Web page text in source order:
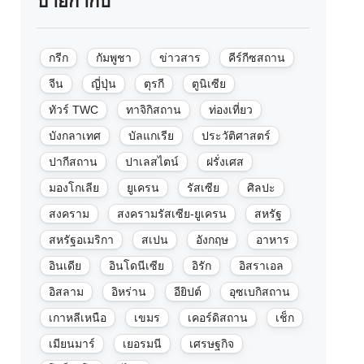
กรีก กัมพูชา ข่าวสาร
คีร์กีซสถาน
จีน
ญี่ปุ่น ตุรกี
ตูนิเซีย
ทัวร์ TWC
ทาจิกิสถาน
ท่องเที่ยว
บังกลาเทศ
บัลแกเรีย
ประวัติศาสตร์
ปากีสถาน
ปาเลสไตน์
ฝรั่งเศส
มองโกเลีย
ยูเครน รัสเซีย
ศิลปะ
สงคราม
สงครามรัสเซีย-ยูเครน
สหรัฐ
สหรัฐอเมริกา
สเปน อังกฤษ
อาหาร
อินเดีย
อินโดนีเซีย อิรัก
อิสราเอล
อิสลาม
อิหร่าน อียิปต์
อุซเบกิสถาน
เกาหลีเหนือ
เขมร เคอร์ดิสถาน
เช็ก
เมียนมาร์
เยอรมนี
เศรษฐกิจ